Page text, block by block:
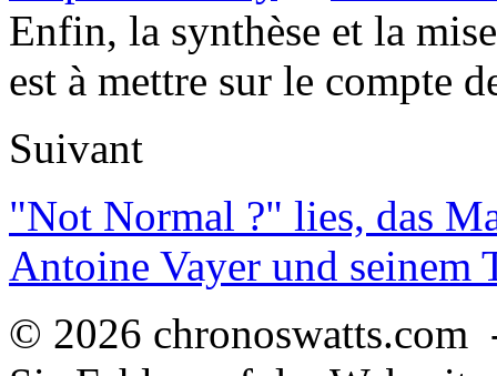
Enfin, la synthèse et la
est à mettre sur le compte
Suivant
"Not Normal ?" lies, das
Antoine Vayer und seinem
© 2026